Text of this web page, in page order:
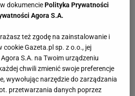
dokumenciePolityka Prywatności
Agora S.A.
też zgodę na zainstalowanie i
Gazeta.pl sp. z o.o., jej
S.A. na Twoim urządzeniu
chwili zmienić swoje preferencje
wywołując narzędzie do zarządzania
przetwarzania danych poprzez